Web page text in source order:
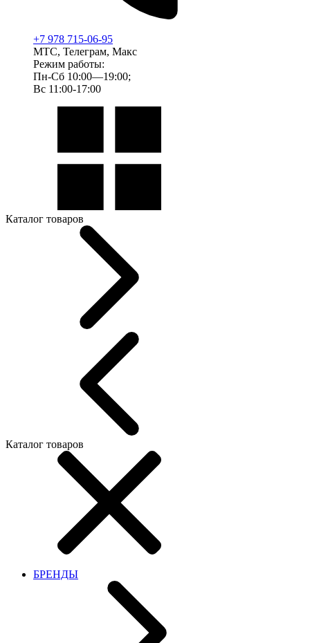
+7 978 715-06-95
МТС, Телеграм, Макс
Режим работы:
Пн-Сб 10:00—19:00;
Вс 11:00-17:00
Каталог товаров
Каталог товаров
БРЕНДЫ